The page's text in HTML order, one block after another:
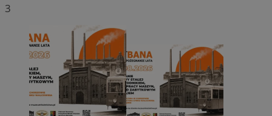
3